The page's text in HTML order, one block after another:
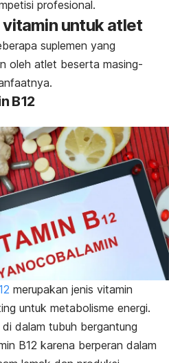
profesional.
untuk atlet
suplemen yang
oleh atlet beserta masing-
B12
merupakan jenis vitamin
untuk metabolisme energi.
dalam tubuh bergantung
B12 karena berperan dalam